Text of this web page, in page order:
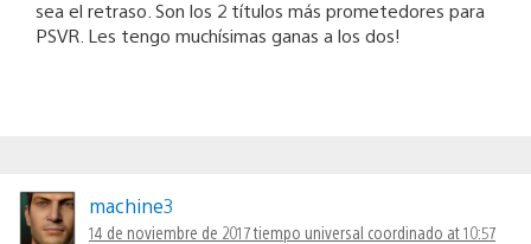
sea el retraso. Son los 2 títulos más prometedores para
PSVR. Les tengo muchísimas ganas a los dos!
machine3
14 de noviembre de 2017 tiempo universal coordinado at 10:57